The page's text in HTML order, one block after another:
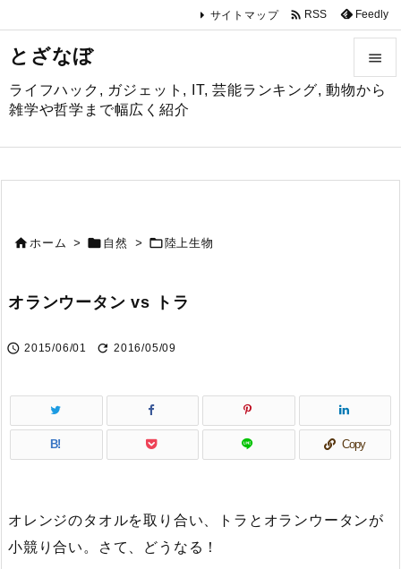
とざなぼ
ライフハック, ガジェット, IT, 芸能ランキング, 動物から
雑学や哲学まで幅広く紹介



サイトマップ  RSS Feedly
ホーム >  自然 >  陸上生物
オランウータン vs トラ
 2015/06/01  2016/05/09
B! Copy
オレンジのタオルを取り合い、トラとオランウータンが
小競り合い。さて、どうなる！